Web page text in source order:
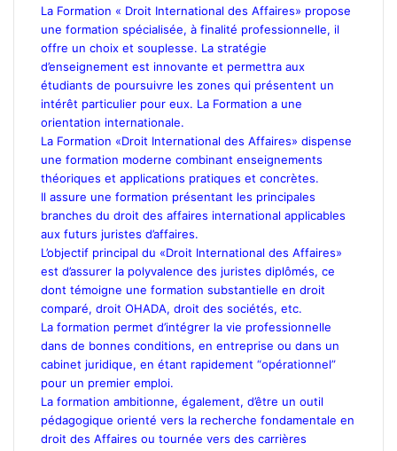
La Formation « Droit International des Affaires» propose
une formation spécialisée, à finalité professionnelle, il
offre un choix et souplesse. La stratégie
d’enseignement est innovante et permettra aux
étudiants de poursuivre les zones qui présentent un
intérêt particulier pour eux. La Formation a une
orientation internationale.
La Formation «Droit International des Affaires» dispense
une formation moderne combinant enseignements
théoriques et applications pratiques et concrètes.
Il assure une formation présentant les principales
branches du droit des affaires international applicables
aux futurs juristes d’affaires.
L’objectif principal du «Droit International des Affaires»
est d’assurer la polyvalence des juristes diplômés, ce
dont témoigne une formation substantielle en droit
comparé, droit OHADA, droit des sociétés, etc.
La formation permet d’intégrer la vie professionnelle
dans de bonnes conditions, en entreprise ou dans un
cabinet juridique, en étant rapidement “opérationnel”
pour un premier emploi.
La formation ambitionne, également, d’être un outil
pédagogique orienté vers la recherche fondamentale en
droit des Affaires ou tournée vers des carrières